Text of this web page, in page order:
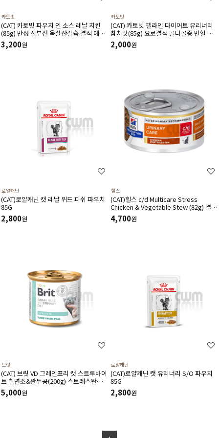
카토빗
(CAT) 카토빗 파우치 인 소스 레날 치킨
(85g) 만성 신부전 옥살산칼슘 결석 예방
에 도움
3,200원
카토빗
(CAT) 카토빗 펠라인 다이어트 유리너리
참치맛(85g) 요로결석 골다골증 빈혈 신
장질환 예방 및 개선 할인제외상품
2,000원
로얄캐닌
(CAT)로얄캐닌 캣 레날 위드 피쉬 파우치
85G
2,800원
힐스
(CAT)힐스 c/d Multicare Stress
Chicken & Vegetable Stew (82g) 결석
관리,하부비뇨기관리,스트레스관리-처방
습식,처방캔
4,700원
브릿
(CAT) 브릿 VD 그레인프리 캣 스트루바이
트 칠면조&완두콩(200g) 스트레스완화
스트루바이트용해 칼슘옥살레이트감소에
도움
5,000원
로얄캐닌
(CAT)로얄캐닌 캣 유리너리 S/O 파우치
85G
2,800원